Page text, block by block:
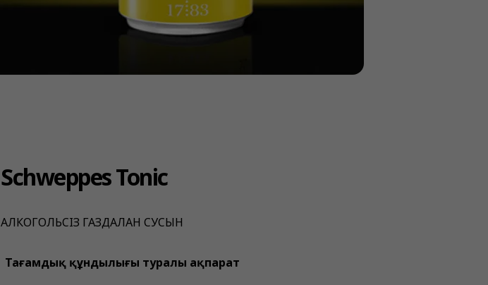
Schweppes Tonic
АЛКОГОЛЬСIЗ ГАЗДАЛҒАН СУСЫН
Тағамдық құндылығы туралы ақпарат